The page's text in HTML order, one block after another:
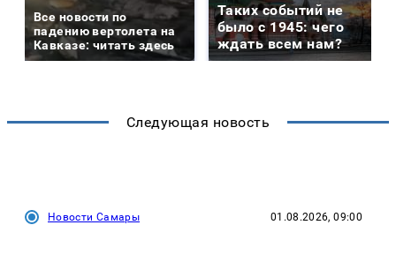
Все новости по
падению вертолета на
Кавказе: читать здесь
Таких событий не
было с 1945: чего
ждать всем нам?
Следующая новость
Новости Самары 01.08.2026, 09:00